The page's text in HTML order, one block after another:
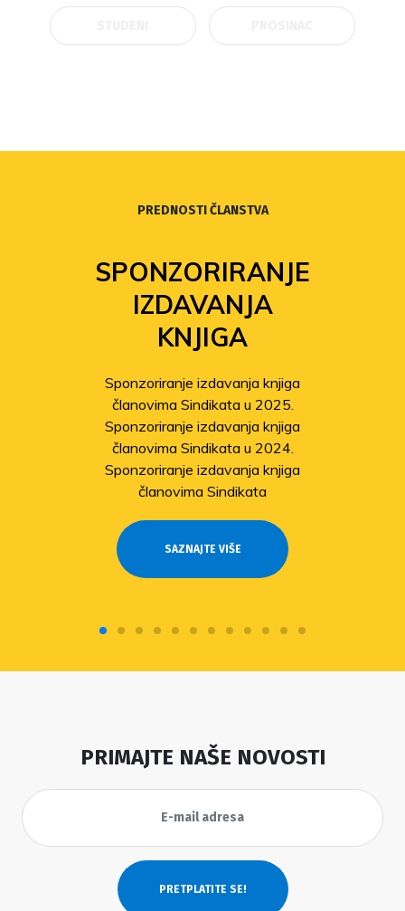
PREDNOSTI ČLANSTVA
SPONZORIRANJE
IZDAVANJA
KNJIGA
Sponzoriranje izdavanja knjiga
članovima Sindikata u 2025.
Sponzoriranje izdavanja knjiga
članovima Sindikata u 2024.
Sponzoriranje izdavanja knjiga
članovima Sindikata
SAZNAJTE VIŠE
PRIMAJTE NAŠE NOVOSTI